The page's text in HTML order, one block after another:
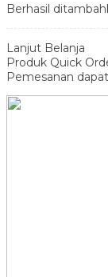
Berhasil
Lanjut Belanja
Produk Quick
Pemesanan